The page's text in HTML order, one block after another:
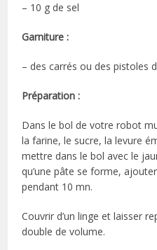
– 10 g de sel
Garniture :
– des carrés ou des pistoles
Préparation :
Dans le bol de votre robot
la farine, le sucre, la levure
mettre dans le bol avec le
qu’une pâte se forme,
pendant 10 mn.
Couvrir d’un linge et laisser
double de volume.